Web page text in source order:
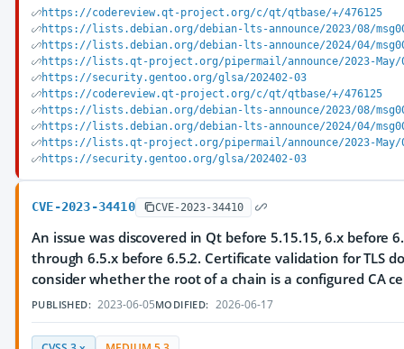
https://codereview.qt-project.org/c/qt/qtbase/+/476125
https://lists.debian.org/debian-lts-announce/2023/08/
https://lists.debian.org/debian-lts-announce/2024/04/
https://lists.qt-project.org/pipermail/announce/2023-May/
https://security.gentoo.org/glsa/202402-03
https://codereview.qt-project.org/c/qt/qtbase/+/476125
https://lists.debian.org/debian-lts-announce/2023/08/
https://lists.debian.org/debian-lts-announce/2024/04/
https://lists.qt-project.org/pipermail/announce/2023-May/
https://security.gentoo.org/glsa/202402-03
CVE-2023-34410 CVE-2023-34410
An issue was discovered in Qt before 5.15.15, 6.x before
through 6.5.x before 6.5.2. Certificate validation for TLS
consider whether the root of a chain is a configured CA
PUBLISHED: 2023-06-05MODIFIED: 2026-06-17